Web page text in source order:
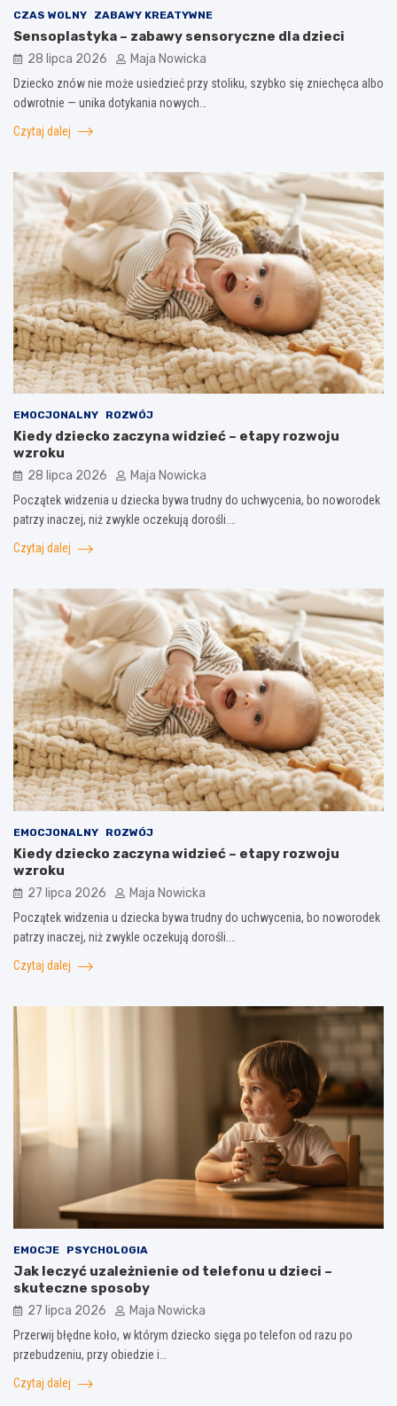
CZAS WOLNY ZABAWY KREATYWNE
Sensoplastyka – zabawy sensoryczne dla dzieci
28 lipca 2026 Maja Nowicka
Dziecko znów nie może usiedzieć przy stoliku, szybko się zniechęca albo
odwrotnie — unika dotykania nowych…
Czytaj dalej
EMOCJONALNY ROZWÓJ
Kiedy dziecko zaczyna widzieć – etapy rozwoju
wzroku
28 lipca 2026 Maja Nowicka
Początek widzenia u dziecka bywa trudny do uchwycenia, bo noworodek
patrzy inaczej, niż zwykle oczekują dorośli.…
Czytaj dalej
EMOCJONALNY ROZWÓJ
Kiedy dziecko zaczyna widzieć – etapy rozwoju
wzroku
27 lipca 2026 Maja Nowicka
Początek widzenia u dziecka bywa trudny do uchwycenia, bo noworodek
patrzy inaczej, niż zwykle oczekują dorośli.…
Czytaj dalej
EMOCJE PSYCHOLOGIA
Jak leczyć uzależnienie od telefonu u dzieci –
skuteczne sposoby
27 lipca 2026 Maja Nowicka
Przerwij błędne koło, w którym dziecko sięga po telefon od razu po
przebudzeniu, przy obiedzie i…
Czytaj dalej